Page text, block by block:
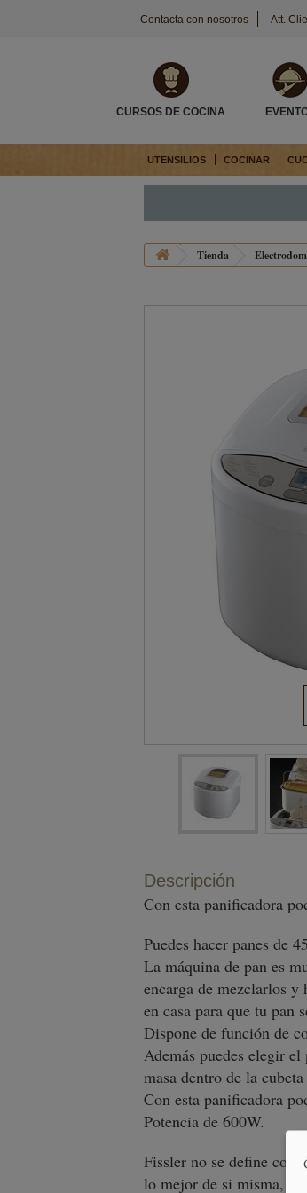
Contacta con nosotros Att.
CURSOS DE COCINA
UTENSILIOS COCINAR
Tienda
Descripción
Con esta panificadora
Puedes hacer panes de
La máquina de pan es
encarga de mezclarlos y
en casa para que tu pan
Dispone de función de
Además puedes elegir
masa dentro de la
Con esta panificadora
Potencia de 600W.
Fissler no se define
lo mejor de si misma,